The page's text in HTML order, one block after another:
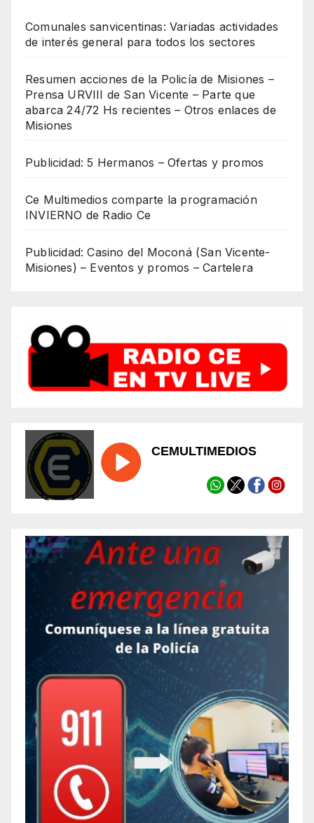
Comunales sanvicentinas: Variadas actividades
de interés general para todos los sectores
Resumen acciones de la Policía de Misiones –
Prensa URVIII de San Vicente – Parte que
abarca 24/72 Hs recientes – Otros enlaces de
Misiones
Publicidad: 5 Hermanos – Ofertas y promos
Ce Multimedios comparte la programación
INVIERNO de Radio Ce
Publicidad: Casino del Moconá (San Vicente-
Misiones) – Eventos y promos – Cartelera